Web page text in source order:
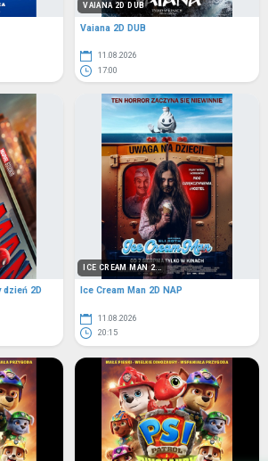
VAIANA 2D DUB
Vaiana 2D DUB
11.08.2026
17:00
dzień 2D
ICE CREAM MAN 2...
Ice Cream Man 2D NAP
11.08.2026
20:15